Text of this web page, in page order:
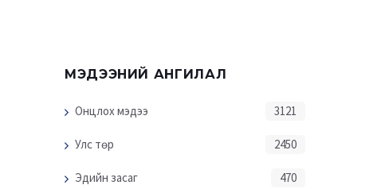
МЭДЭЭНИЙ АНГИЛАЛ
Онцлох мэдээ 3121
Улс төр 2450
Эдийн засаг 470